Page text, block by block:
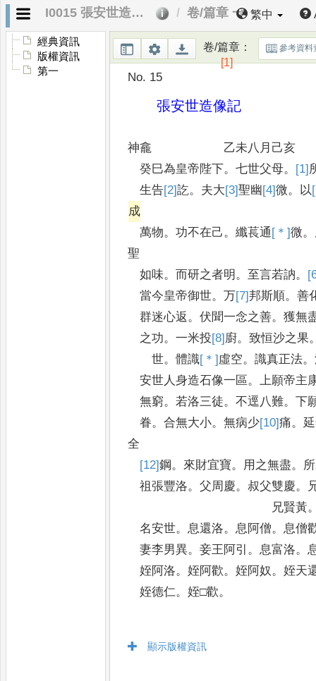
I0015 張安世造像記 卷/篇章 一 繁中
經典資訊
版權資訊
第一
卷/篇章：
[1]
參考資料
No. 15
張安世造像記
神龕 乙未八月己亥
癸巳為皇帝陛下。七世父母。 [1]
生告[2]訖。 夫大[3]聖幽 [4]微。 以
成
萬物。功不在己。纖萇通 [＊]微。
聖
如味。 而研之者明。 至言若訥。
當今皇帝御世。万[7]邦斯順。善
群迷心返。伏聞一念之善。獲無
之功。一米投[8] 廚。致恒沙之果
世。體識[＊] 虛空。識真正法。
安世人身造石像一區。上願帝主
無窮。若洛三徒。不逕八難。下
眷。合無大小。無病少[10]痛。
全
[12]鋼。 來財宜寶。 用之無盡。
祖張豐洛。父周慶。叔父雙慶。
兄賢黃
名安世。息還洛。息阿僧。息僧
妻李男異。妾王阿引 。息富洛。
姪阿洛。姪阿歡。姪阿奴。姪天
姪德仁。姪□歡。
顯示版權資訊